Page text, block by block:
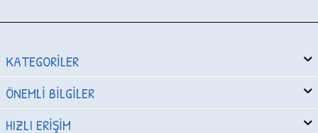
KATEGORILER
ÖNEMLI BILGILER
HIZLI ERIŞIM